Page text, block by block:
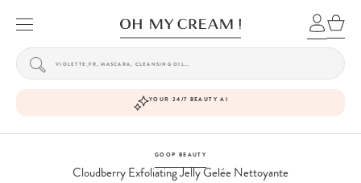
YOUR 24/7 BEAUTY AI
GOOP BEAUTY
Cloudberry Exfoliating Jelly Gelée Nettoyante